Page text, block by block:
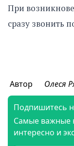
При
сразу звонить
Автор Олеся
Подпишитесь
Самые важные
интересно и